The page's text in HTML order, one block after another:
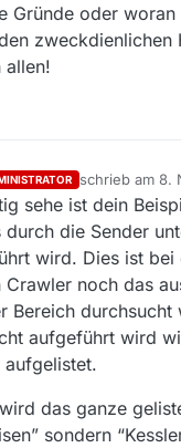
Gründe oder woran
zweckdienlichen
allen!
schrieb am 8.
zuletzt editiert
sehe ist dein
durch die Sender
wird. Dies ist bei
Crawler noch das
Bereich
aufgeführt wird
aufgelistet.
das ganze
sondern